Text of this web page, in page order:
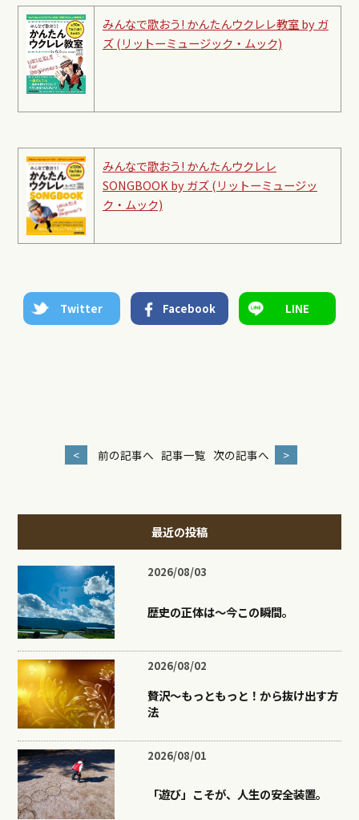
みんなで歌おう! かんたんウクレレ教室 by ガ
ズ (リットーミュージック・ムック)
みんなで歌おう! かんたんウクレレ
SONGBOOK by ガズ (リットーミュージッ
ク・ムック)
Twitter Facebook LINE
< 前の記事へ 記事一覧 次の記事へ >
最近の投稿
2026/08/03
歴史の正体は〜今この瞬間。
2026/08/02
贅沢〜もっともっと！から抜け出す方
法
2026/08/01
「遊び」こそが、人生の安全装置。